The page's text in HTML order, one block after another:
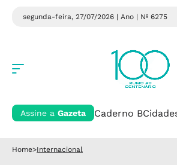
segunda-feira, 27/07/2026 | Ano | Nº 6275
Assine a Gazeta Caderno B
Home>Internacional